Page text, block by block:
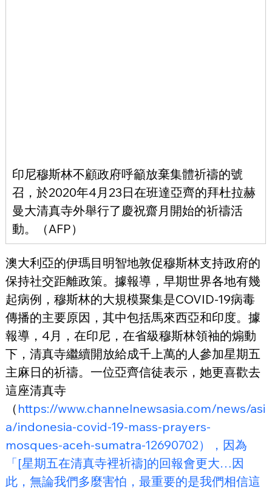
印尼穆斯林不顧政府呼籲放棄集體祈禱的號
召，於2020年4月23日在班達亞齊的拜杜拉赫
曼大清真寺外舉行了慶祝齋月開始的祈禱活
動。（AFP）
澳大利亞的伊瑪目明智地敦促穆斯林支持政府的
保持社交距離政策。據報導，早期世界各地有幾
起病例，穆斯林的大規模聚集是COVID-19病毒
傳播的主要原因，其中包括馬來西亞和印度。據
報導，4月，在印尼，在省級穆斯林領袖的煽動
下，清真寺繼續開放給成千上萬的人參加星期五
主麻日的祈禱。一位亞齊信徒表示，她更喜歡去
這座清真寺
（ https://www.channelnewsasia.com/news/asi
a/indonesia-covid-19-mass-prayers-
mosques-aceh-sumatra-12690702），因為
「[星期五在清真寺裡祈禱]的回報會更大…因
此，無論我們多麼害怕，最重要的是我們相信這